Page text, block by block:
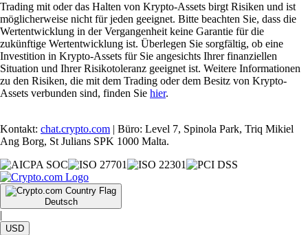
Trading mit oder das Halten von Krypto-Assets birgt Risiken und ist
möglicherweise nicht für jeden geeignet. Bitte beachten Sie, dass die
Wertentwicklung in der Vergangenheit keine Garantie für die
zukünftige Wertentwicklung ist. Überlegen Sie sorgfältig, ob eine
Investition in Krypto-Assets für Sie angesichts Ihrer finanziellen
Situation und Ihrer Risikotoleranz geeignet ist. Weitere Informationen
zu den Risiken, die mit dem Trading oder dem Besitz von Krypto-
Assets verbunden sind, finden Sie hier.
Kontakt: chat.crypto.com | Büro: Level 7, Spinola Park, Triq Mikiel
Ang Borg, St Julians SPK 1000 Malta.
Deutsch
|
USD